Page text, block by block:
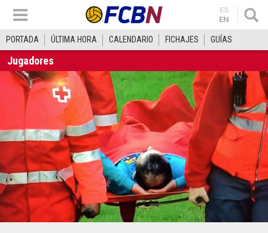
ES
EN
PORTADA ÚLTIMA HORA CALENDARIO FICHAJES GUÍAS
Jugadores